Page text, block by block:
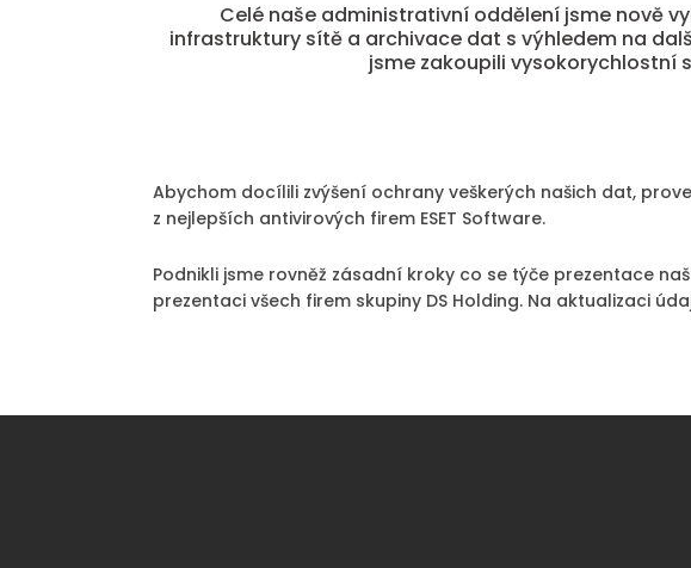
Celé naše administrativní oddělení jsme nově
infrastruktury sítě a archivace dat s výhledem na
jsme zakoupili vysokorychlostní
Abychom docílili zvýšení ochrany veškerých našich dat,
z nejlepších antivirových firem ESET Software.
Podnikli jsme rovněž zásadní kroky co se týče prezentace
prezentaci všech firem skupiny DS Holding. Na aktualizaci